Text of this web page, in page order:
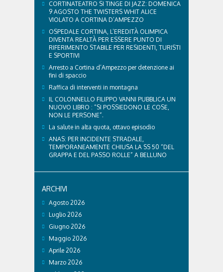
CORTINATEATRO SI TINGE DI JAZZ: DOMENICA
9 AGOSTO THE TWISTERS WHIT ALICE
VIOLATO A CORTINA D’AMPEZZO
OSPEDALE CORTINA, L’EREDITÀ OLIMPICA
DIVENTA REALTÀ PER ESSERE PUNTO DI
RIFERIMENTO STABILE PER RESIDENTI, TURISTI
E SPORTIVI
Arresto a Cortina d’Ampezzo per detenzione ai
fini di spaccio
Raffica di interventi in montagna
IL COLONNELLO FILIPPO VANNI PUBBLICA UN
NUOVO LIBRO : “SI POSSIEDONO LE COSE,
NON LE PERSONE”.
La salute in alta quota, ottavo episodio
ANAS: PER INCIDENTE STRADALE,
TEMPORANEAMENTE CHIUSA LA SS 50 “DEL
GRAPPA E DEL PASSO ROLLE” A BELLUNO
ARCHIVI
Agosto 2026
Luglio 2026
Giugno 2026
Maggio 2026
Aprile 2026
Marzo 2026